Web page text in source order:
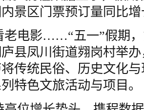
景区门票预订量同比
老电影……“五一”假期
县凤川街道翙岗村举
传统民俗、历史文化
特色文旅活动与项目。